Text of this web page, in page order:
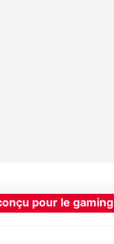
pour le gaming